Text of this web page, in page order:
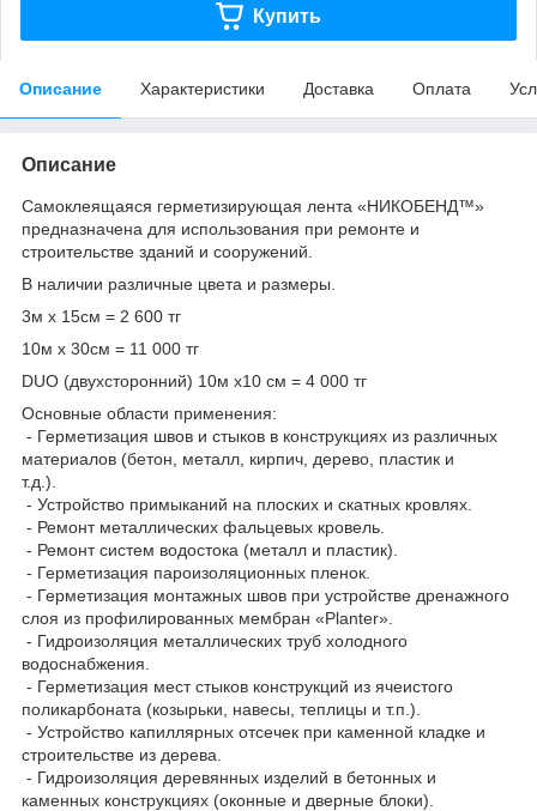
Купить
Описание Характеристики Доставка Оплата
Описание
Самоклеящаяся герметизирующая лента «НИКОБЕНД™»
предназначена для использования при ремонте и
строительстве зданий и сооружений.
В наличии различные цвета и размеры.
3м х 15см = 2 600 тг
10м х 30см = 11 000 тг
DUO (двухсторонний) 10м х10 см = 4 000 тг
Основные области применения:
- Герметизация швов и стыков в конструкциях из различных
материалов (бетон, металл, кирпич, дерево, пластик и
т.д.).
- Устройство примыканий на плоских и скатных кровлях.
- Ремонт металлических фальцевых кровель.
- Ремонт систем водостока (металл и пластик).
- Герметизация пароизоляционных пленок.
- Герметизация монтажных швов при устройстве дренажного
слоя из профилированных мембран «Planter».
- Гидроизоляция металлических труб холодного
водоснабжения.
- Герметизация мест стыков конструкций из ячеистого
поликарбоната (козырьки, навесы, теплицы и т.п.).
- Устройство капиллярных отсечек при каменной кладке и
строительстве из дерева.
- Гидроизоляция деревянных изделий в бетонных и
каменных конструкциях (оконные и дверные блоки).